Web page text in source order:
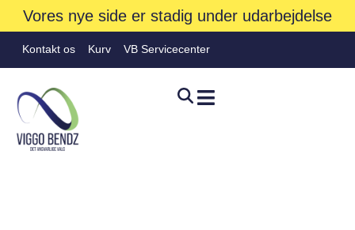
Vores nye side er stadig under udarbejdelse
Kontakt os Kurv VB Servicecenter